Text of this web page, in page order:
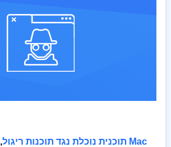
תוכנית נוכלת נגד תוכנות ריגול,
תוכנות זדוניות של Mac